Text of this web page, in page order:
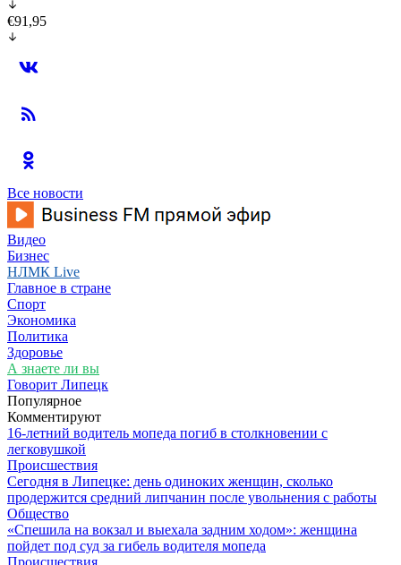
€91,95
Все новости
Видео
Бизнес
НЛМК Live
Главное в стране
Спорт
Экономика
Политика
Здоровье
А знаете ли вы
Говорит Липецк
Популярное
Комментируют
16-летний водитель мопеда погиб в столкновении с
легковушкой
Происшествия
Сегодня в Липецке: день одиноких женщин, сколько
продержится средний липчанин после увольнения с работы
Общество
«Спешила на вокзал и выехала задним ходом»: женщина
пойдет под суд за гибель водителя мопеда
Происшествия